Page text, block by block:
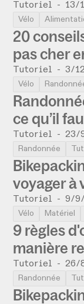
Tutoriel - 13/
Vélo
20
pas cher
Tutoriel - 3/
Vélo
ce qu’il
Tutoriel -23/
Randonnée
voyager à
Tutoriel -9/
Vélo Matériel
9 règles
manière
Tutoriel -26/
Randonnée